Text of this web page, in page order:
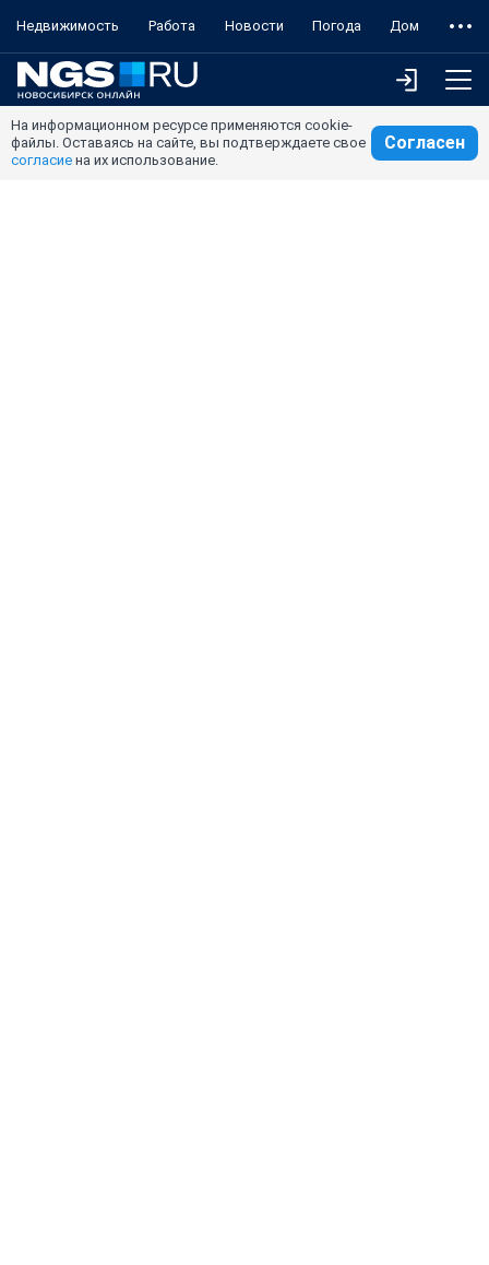
Недвижимость Работа Новости Погода Дом
На информационном ресурсе применяются cookie-
файлы. Оставаясь на сайте, вы подтверждаете свое
согласие на их использование.
Согласен